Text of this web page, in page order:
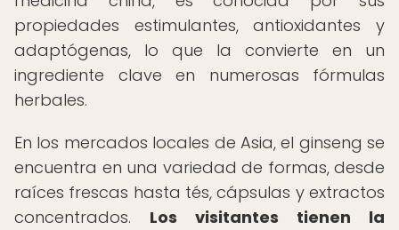
propiedades estimulantes, antioxidantes y
adaptógenas, lo que la convierte en un
ingrediente clave en numerosas fórmulas
herbales.
En los mercados locales de Asia, el ginseng se
encuentra en una variedad de formas, desde
raíces frescas hasta tés, cápsulas y extractos
concentrados. Los visitantes tienen la